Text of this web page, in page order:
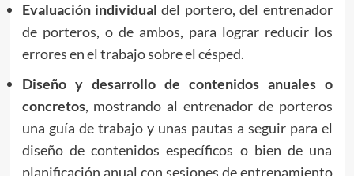
Evaluación individual del portero, del entrenador
de porteros, o de ambos, para lograr reducir los
errores en el trabajo sobre el césped.
Diseño y desarrollo de contenidos anuales o
concretos, mostrando al entrenador de porteros
una guía de trabajo y unas pautas a seguir para el
diseño de contenidos específicos o bien de una
planificación anual con sesiones de entrenamiento